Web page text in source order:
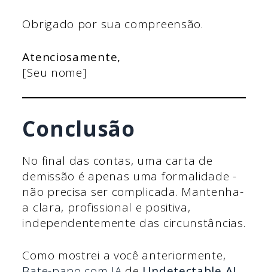
Obrigado por sua compreensão.
Atenciosamente,
[Seu nome]
Conclusão
No final das contas, uma carta de
demissão é apenas uma formalidade -
não precisa ser complicada. Mantenha-
a clara, profissional e positiva,
independentemente das circunstâncias.
Como mostrei a você anteriormente,